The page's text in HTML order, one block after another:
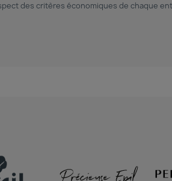
des critères économiques de chaque